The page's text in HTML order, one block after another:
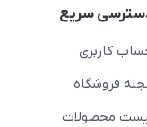
سریع
کاربری
فروشگاه
محصولات